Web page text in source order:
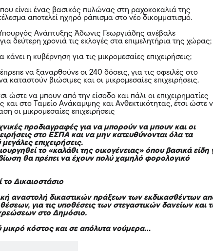
είναι ένας βασικός πυλώνας στη ραχοκοκαλιά της
αποτελεί ηχηρό ράπισμα στο νέο δικομματισμό.
Ανάπτυξης Άδωνις Γεωργιάδης ανέβαλε
δεύτερη χρονιά τις εκλογές στα επιμελητήρια της χώρας;
κάνει η κυβέρνηση για τις μικρομεσαίες επιχειρήσεις;
να ξαναρθούνε οι 240 δόσεις, για τις οφειλές στο
καταστούν βιώσιμες και οι μικρομεσαίες επιχειρήσεις.
ώστε να μπουν από την είσοδο και πάλι οι επιχειρηματίες
και στο Ταμείο Ανάκαμψης και Ανθεκτικότητας, έτσι ώστε
οι μικρομεσαίες επιχειρήσεις
προδιαγραφές για να μπορούν να μπουν και οι
στο ΕΣΠΑ και να μην κατευθύνονται όλα τα
επιχειρήσεις.
το «καλάθι της οικογένειας» όπου βασικά είδη
θα πρέπει να έχουν πολύ χαμηλό φορολογικό
το Δικαιοστάσιο
αναστολή δικαστικών πράξεων των εκδικασθέντων
για τις υποθέσεις των στεγαστικών δανείων και
στο Δημόσιο.
μικρό κόστος και σε απόλυτα νούμερα…